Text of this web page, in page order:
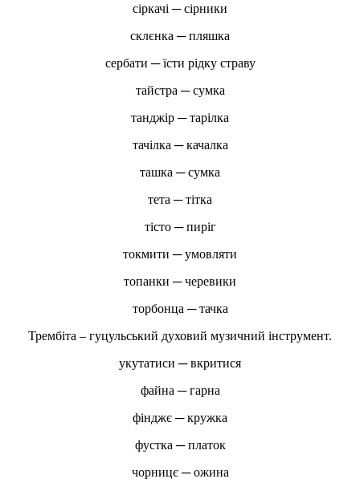
сіркачі ─ сірники
склєнка ─ пляшка
сербати ─ їсти рідку страву
тайстра ─ сумка
танджір ─ тарілка
тачілка ─ качалка
ташка ─ сумка
тета ─ тітка
тісто ─ пиріг
токмити ─ умовляти
топанки ─ черевики
торбонца ─ тачка
Трембіта – гуцульський духовий музичний інструмент.
укутатиси ─ вкритися
файна ─ гарна
фінджє ─ кружка
фустка ─ платок
чорницє ─ ожина